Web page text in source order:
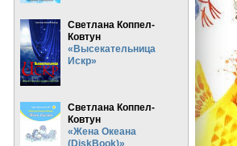
Светлана Коппел-
Ковтун
«Высекательница
Искр»
Светлана Коппел-
Ковтун
«Жена Океана
(DiskBook)»